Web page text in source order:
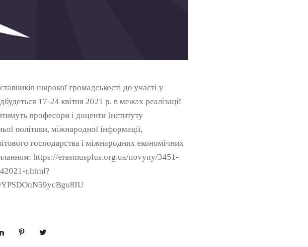
широкої громадськості до участі у
17-24 квітня 2021 р. в межах реалізації
професори і доценти Інституту
політики, міжнародної інформації,
господарства і міжнародних економічних
https://erasmusplus.org.ua/novyny/3451-
r.html?